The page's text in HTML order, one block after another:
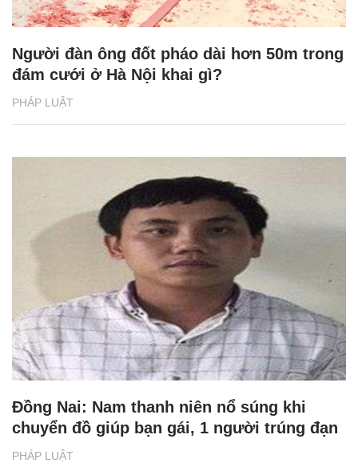
PHÁP LUẬT
Người đàn ông đốt pháo dài hơn 50m trong
đám cưới ở Hà Nội khai gì?
PHÁP LUẬT
Đồng Nai: Nam thanh niên nổ súng khi
chuyển đồ giúp bạn gái, 1 người trúng đạn